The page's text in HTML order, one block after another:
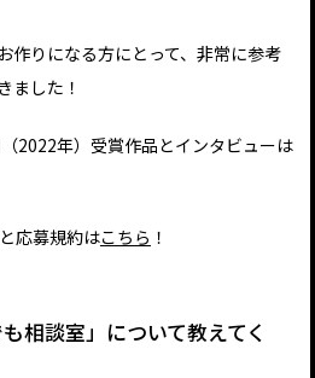
作りになる方にとって、非常に参考
ました！
2022年）受賞作品とインタビューは
応募規約はこちら ！
相談室」について教えてく